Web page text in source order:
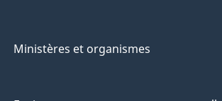
Ministères et organismes